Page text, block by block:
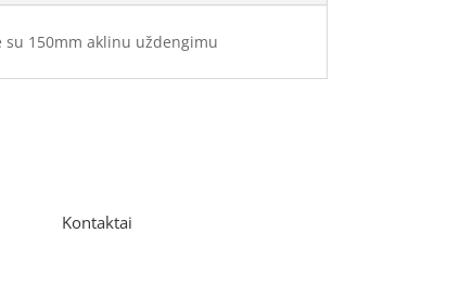
150mm aklinu uždengimu
Kontaktai